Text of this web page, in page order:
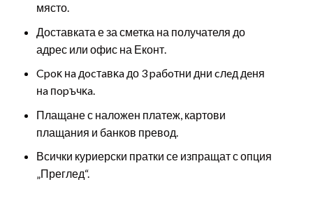
място.
Доставката е за сметка на получателя до
адрес или офис на Еконт.
Cpoĸ нa дocтaвĸa до 3 paбoтни дни cлeд дeня
нa пopъчĸa.
Плащане с наложен платеж, картови
плащания и банков превод.
Всички куриерски пратки се изпращат с опция
„Преглед“.